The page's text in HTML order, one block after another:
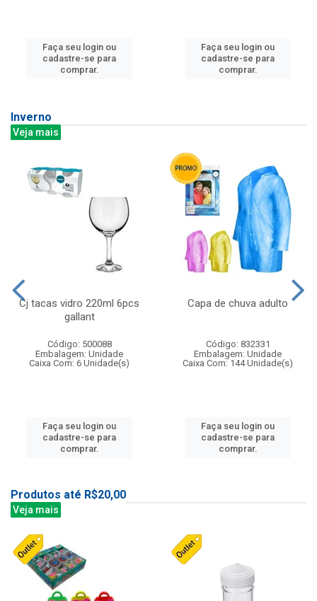
Faça seu login ou
cadastre-se para
comprar.
Faça seu login ou
cadastre-se para
comprar.
Inverno
Veja mais
Cj tacas vidro 220ml 6pcs
gallant
Código: 500088
Embalagem: Unidade
Caixa Com: 6 Unidade(s)
Faça seu login ou
cadastre-se para
comprar.
Capa de chuva adulto
Código: 832331
Embalagem: Unidade
Caixa Com: 144 Unidade(s)
Faça seu login ou
cadastre-se para
comprar.
Produtos até R$20,00
Veja mais